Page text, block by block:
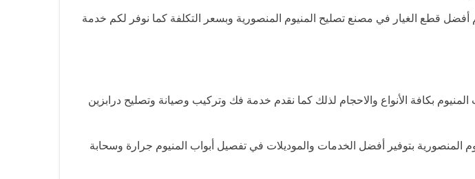
قطع الغيار في مصنع تصليح المنيوم المنصورية وبسعر التكلفة كما نوفر لكم خدمة
بكافة الأنواع والاحجام لذلك كما نقدم خدمة فك وتركيب وصيانة وتصليح درابزين
المنصورية بتوفير أفضل الخدمات والموديلات في تفصيل أبواب المنيوم جرارة وسحابة